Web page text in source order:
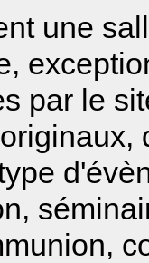
une
par le